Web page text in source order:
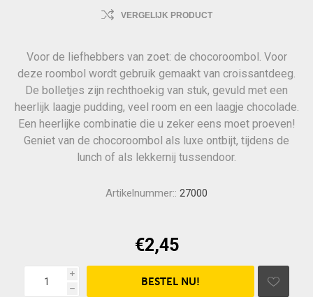
VERGELIJK PRODUCT
Voor de liefhebbers van zoet: de chocoroombol. Voor
deze roombol wordt gebruik gemaakt van croissantdeeg.
De bolletjes zijn rechthoekig van stuk, gevuld met een
heerlijk laagje pudding, veel room en een laagje chocolade.
Een heerlijke combinatie die u zeker eens moet proeven!
Geniet van de chocoroombol als luxe ontbijt, tijdens de
lunch of als lekkernij tussendoor.
Artikelnummer:: 27000
€2,45
i
h